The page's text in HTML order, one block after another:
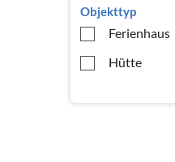
Objekttyp
Ferienhaus
Hütte